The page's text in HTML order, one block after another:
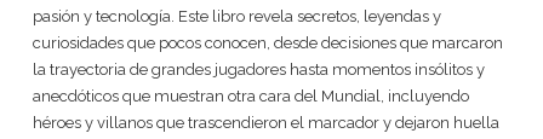
pasión y tecnología. Este libro revela secretos, leyendas y
curiosidades que pocos conocen, desde decisiones que marcaron
la trayectoria de grandes jugadores hasta momentos insólitos y
anecdóticos que muestran otra cara del Mundial, incluyendo
héroes y villanos que trascendieron el marcador y dejaron huella